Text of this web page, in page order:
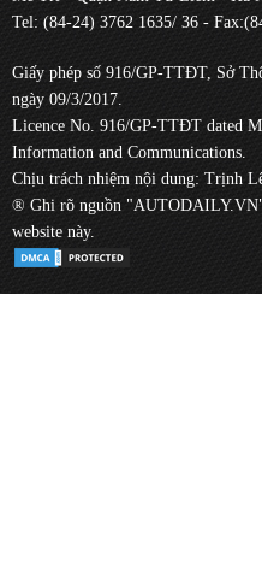
Tel: (84-24) 3762 1635/ 36 -
Giấy phép số 916/GP-TTĐT, Sở
ngày 09/3/2017.
Licence No. 916/GP-TTĐT dated
Information and Communications.
Chịu trách nhiệm nội dung: Trịnh
® Ghi rõ nguồn
website này.